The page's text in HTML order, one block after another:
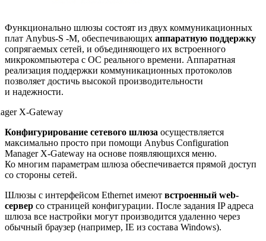
Функционально шлюзы состоят из двух коммуникационных
плат Anybus-S -M, обеспечивающих аппаратную поддержку
сопрягаемых сетей, и объединяющего их встроенного
микрокомпьютера с ОС реального времени. Аппаратная
реализация поддержки коммуникационных протоколов
позволяет достичь высокой производительности
и надежности.
Конфигурирование сетевого шлюза осуществляется
максимально просто при помощи Anybus Configuration
Manager X-Gateway на основе появляющихся меню.
Ко многим параметрам шлюза обеспечивается прямой доступ
со стороны сетей.
Шлюзы с интерфейсом Ethernet имеют встроенный web-
сервер со страницей конфигурации. После задания IP адреса
шлюза все настройки могут производится удаленно через
обычный браузер (например, IE из состава Windows).